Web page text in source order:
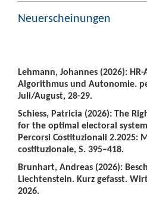
Neuerscheinungen
Lehmann, Johannes (2026):
Algorithmus und Autonomie.
Juli/August, 28-29.
Schiess, Patricia (2026): The
for the optimal electoral
Percorsi Costituzionali 2.2025:
costituzionale, S. 395–418.
Brunhart, Andreas (2026):
Liechtenstein. Kurz gefasst.
2026.